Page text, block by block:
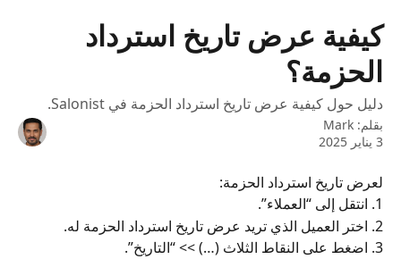
كيفية عرض تاريخ استرداد
الحزمة؟
دليل حول كيفية عرض تاريخ استرداد الحزمة في Salonist.
بقلم: Mark
3 يناير 2025
لعرض تاريخ استرداد الحزمة:
1. انتقل إلى “العملاء”.
2. اختر العميل الذي تريد عرض تاريخ استرداد الحزمة له.
3. اضغط على النقاط الثلاث (…) >> “التاريخ”.